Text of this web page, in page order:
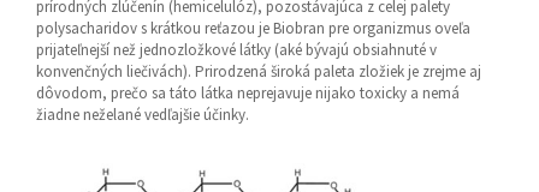
prírodných zlúčenín (hemicelulóz), pozostávajúca z celej palety
polysacharidov s krátkou reťazou je Biobran pre organizmus oveľa
prijateľnejší než jednozložkové látky (aké bývajú obsiahnuté v
konvenčných liečivách). Prirodzená široká paleta zložiek je zrejme aj
dôvodom, prečo sa táto látka neprejavuje nijako toxicky a nemá
žiadne neželané vedľajšie účinky.